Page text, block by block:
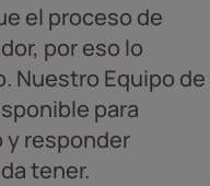
el proceso de
por eso lo
Nuestro Equipo de
para
y responder
tener.